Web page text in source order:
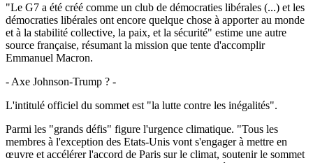
"Le G7 a été créé comme un club de démocraties libérales (...) et les
démocraties libérales ont encore quelque chose à apporter au monde
et à la stabilité collective, la paix, et la sécurité" estime une autre
source française, résumant la mission que tente d'accomplir
Emmanuel Macron.
- Axe Johnson-Trump ? -
L'intitulé officiel du sommet est "la lutte contre les inégalités".
Parmi les "grands défis" figure l'urgence climatique. "Tous les
membres à l'exception des Etats-Unis vont s'engager à mettre en
œuvre et accélérer l'accord de Paris sur le climat, soutenir le sommet